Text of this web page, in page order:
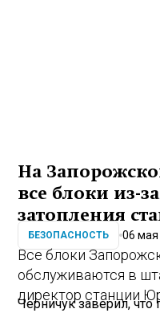
На
все блоки из-
затопления
БЕЗОПАСНОСТЬ 06 мая
Все блоки
обслуживаются в
директор станции
Черничук заверил,